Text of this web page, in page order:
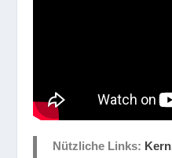
Nützliche Links: